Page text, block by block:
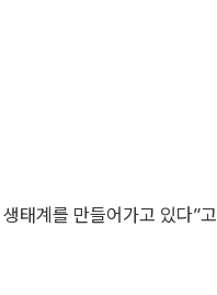
태계를 만들어가고 있다”고